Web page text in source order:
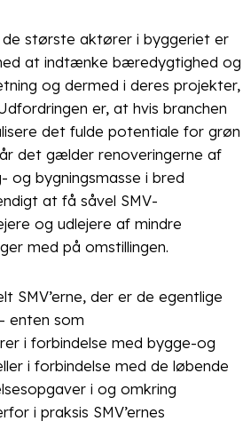
største aktører i byggeriet er
at indtænke bæredygtighed og
og dermed i deres projekter,
er, at hvis branchen
det fulde potentiale for grøn
det gælder renoveringerne af
og bygningsmasse i bred
at få såvel SMV-
og udlejere af mindre
med på omstillingen.
SMV’erne, der er de egentlige
enten som
i forbindelse med bygge-og
i forbindelse med de løbende
i og omkring
i praksis SMV’ernes